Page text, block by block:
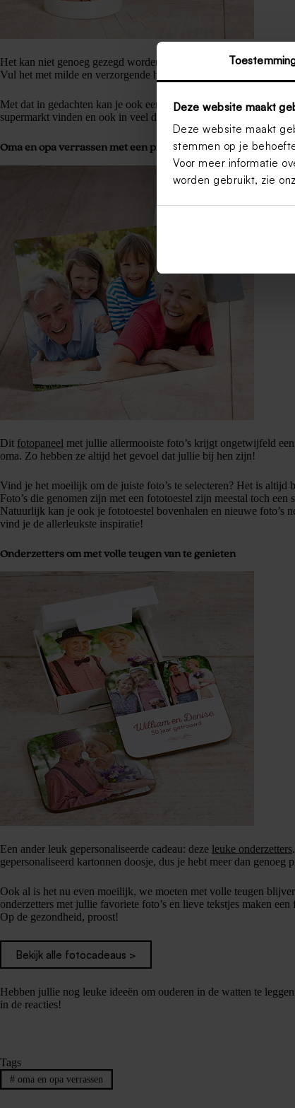
Deze website maakt
Deze website maakt
stemmen op je
Voor meer informatie
worden gebruikt, zie
Het kan niet genoeg gezegd worden: was je handen zoveel
Vul het met milde en verzorgende handzeep, want door dat vele
Met dat in gedachten kan je ook een tweede zeeppompje vullen
supermarkt vinden en ook in veel drogisterijen blijven online
Oma en opa verrassen met een prachtig fotopaneel
Dit fotopaneel met jullie allermooiste foto’s krijgt ongetwijfeld
oma. Zo hebben ze altijd het gevoel dat jullie bij hen zijn!
Vind je het moeilijk om de juiste foto’s te selecteren? Het is altijd
Foto’s die genomen zijn met een fototoestel zijn meestal toch
Natuurlijk kan je ook je fototoestel bovenhalen en nieuwe foto’s
vind je de allerleukste inspiratie!
Onderzetters om met volle teugen van te genieten
Een ander leuk gepersonaliseerde cadeau: deze leuke onderzetters
gepersonaliseerd kartonnen doosje, dus je hebt meer dan genoeg
Ook al is het nu even moeilijk, we moeten met volle teugen
onderzetters met jullie favoriete foto’s en lieve tekstjes maken
Op de gezondheid, proost!
Bekijk alle fotocadeaus >
Hebben jullie nog leuke ideeën om ouderen in de watten te
in de reacties!
Tags
#oma en opa verrassen